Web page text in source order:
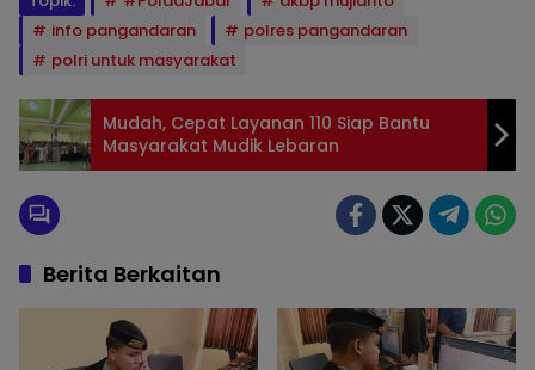
info pangandaran
polres pangandaran
polri untuk masyarakat
Mudah, Cepat Layanan 110 Siap Bantu
Masyarakat Mudik Lebaran
Berita Berkaitan